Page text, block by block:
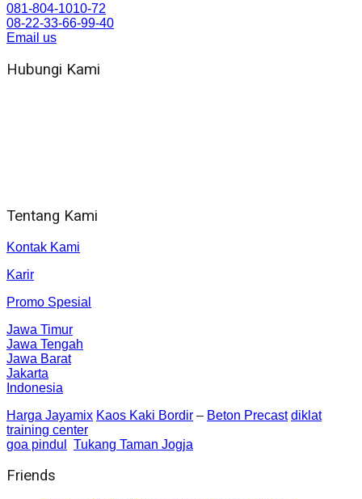
081-804-1010-72
08-22-33-66-99-40
Email us
Hubungi Kami
Tentang Kami
Kontak Kami
Karir
Promo Spesial
Jawa Timur
Jawa Tengah
Jawa Barat
Jakarta
Indonesia
Harga Jayamix Kaos Kaki Bordir – Beton Precast diklat
training center
goa pindul
Tukang Taman Jogja
Friends